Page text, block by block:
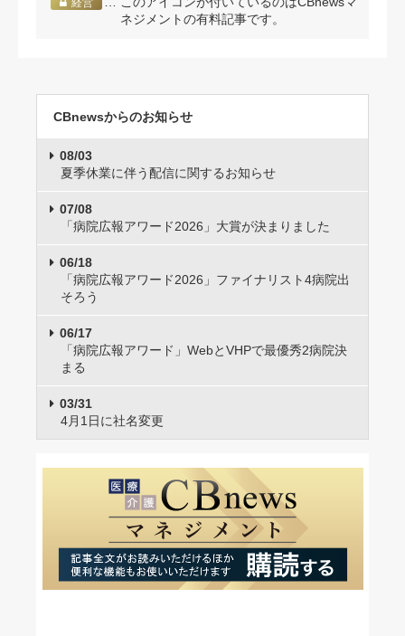
ネジメントの有料記事です。
CBnewsからのお知らせ
08/03
夏季休業に伴う配信に関するお知らせ
07/08
「病院広報アワード2026」大賞が決まりました
06/18
「病院広報アワード2026」ファイナリスト4病院出
そろう
06/17
「病院広報アワード」WebとVHPで最優秀2病院決
まる
03/31
4月1日に社名変更